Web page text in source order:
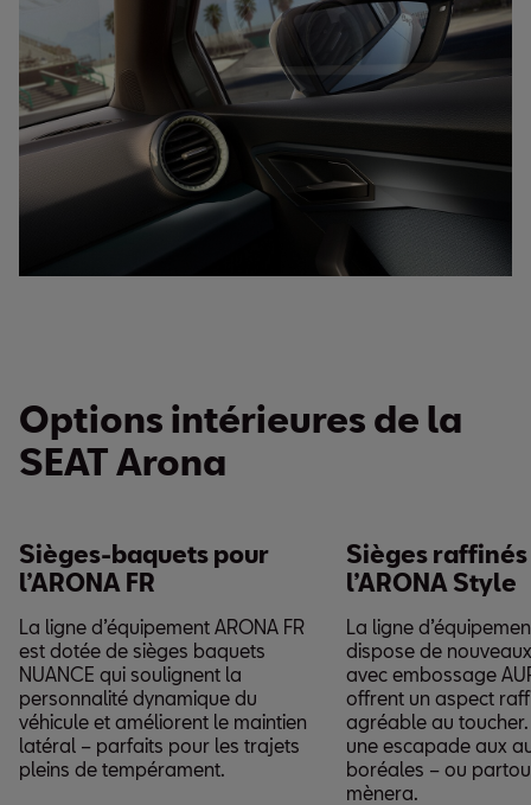
Options intérieures de la
SEAT Arona
Sièges-baquets pour
l’ARONA FR
La ligne d’équipement ARONA FR
est dotée de sièges baquets
NUANCE qui soulignent la
personnalité dynamique du
véhicule et améliorent le maintien
latéral – parfaits pour les trajets
pleins de tempérament.
Sièges
l’ARONA Style
La ligne
dispose de
avec embossage
offrent un aspect
agréable au toucher.
une escapade aux
boréales – ou
mènera.